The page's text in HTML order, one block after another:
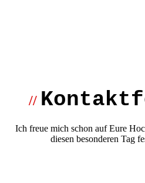
//
Ich freue mich schon auf Eure
diesen besonderen Tag